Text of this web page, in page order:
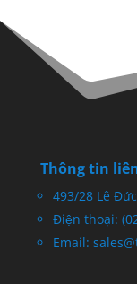
Thông tin
493/28 Lê
Điện thoại:
Email: